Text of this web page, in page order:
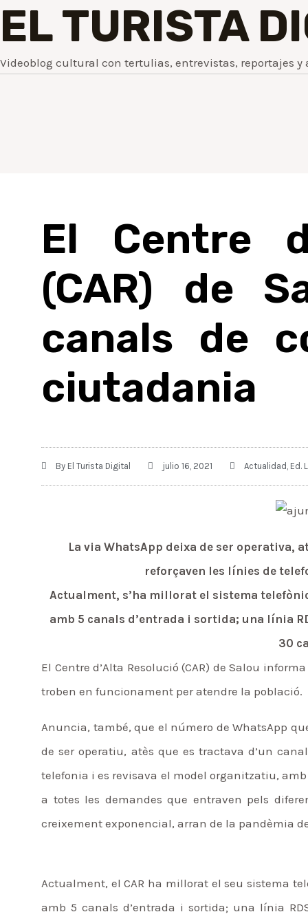
EL TURISTA
Videoblog cultural con tertulias, entrevistas, reportajes y
El Centre
(CAR) de
canals de
ciutadania
By El Turista Digital julio 16, 2021 Actualidad Ed.
La via WhatsApp deixa de ser operativa,
reforçaven les línies de
Actualment, s’ha millorat el sistema
amb 5 canals d’entrada i sortida; una línia
30
El Centre d’Alta Resolució (CAR) de Salou
troben en funcionament per atendre la població.
Anuncia, també, que el número de WhatsApp
de ser operatiu, atès que es tractava d’un
telefonia i es revisava el model organitzatiu,
a totes les demandes que entraven pels
creixement exponencial, arran de la pandèmia de
Actualment, el CAR ha millorat el seu sistema
amb 5 canals d’entrada i sortida; una línia